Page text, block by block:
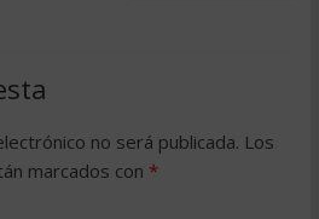
no será publicada. Los
marcados con *